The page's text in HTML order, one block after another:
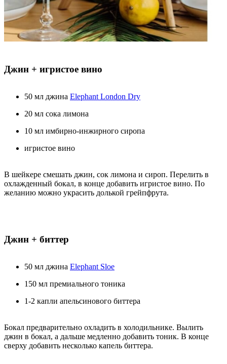
Джин + игристое вино
50 мл джина Elephant London Dry
20 мл сока лимона
10 мл имбирно-инжирного сиропа
игристое вино
В шейкере смешать джин, сок лимона и сироп. Перелить в
охлажденный бокал, в конце добавить игристое вино. По
желанию можно украсить долькой грейпфрута.
Джин + биттер
50 мл джина Elephant Sloe
150 мл премиального тоника
1-2 капли апельсинового биттера
Бокал предварительно охладить в холодильнике. Вылить
джин в бокал, а дальше медленно добавить тоник. В конце
сверху добавить несколько капель биттера.